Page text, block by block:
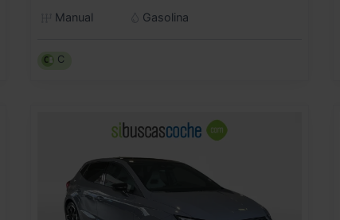
Manual
Gasolina
C